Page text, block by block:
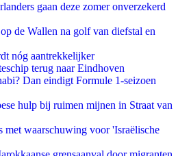
gaan deze zomer onverzekerd
de Wallen na golf van diefstal en
nóg aantrekkelijker
terug naar Eindhoven
Dan eindigt Formule 1-seizoen
hulp bij ruimen mijnen in Straat van
met waarschuwing voor 'Israëlische